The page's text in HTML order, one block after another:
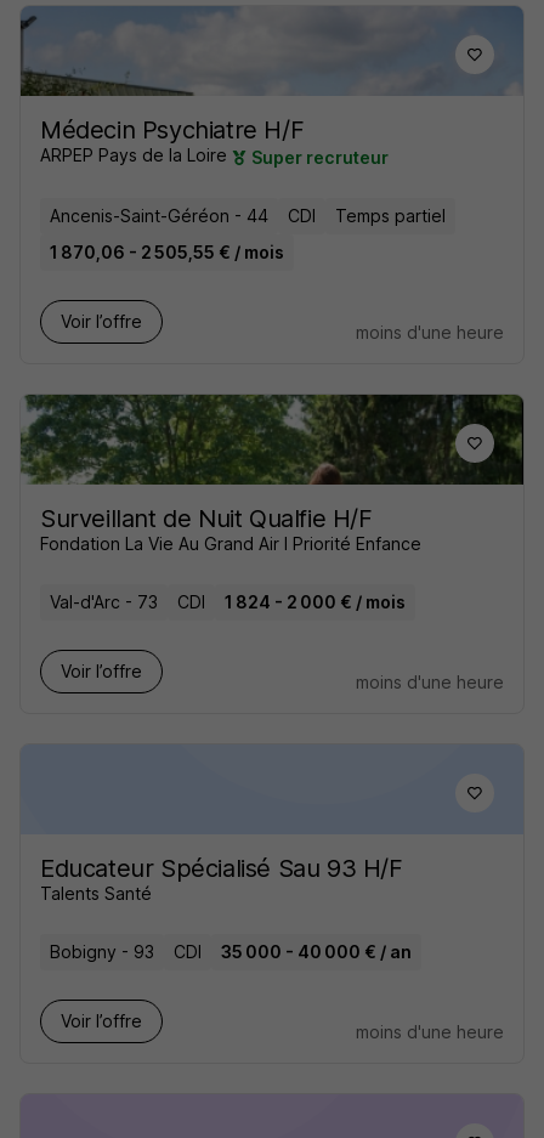
Médecin Psychiatre H/F
ARPEP Pays de la Loire Super recruteur
Ancenis-Saint-Géréon - 44 CDI
Temps partiel
1 870,06 - 2 505,55 € / mois
Voir l’offre
moins d'une heure
Surveillant de Nuit Qualfie H/F
Fondation La Vie Au Grand Air I Priorité Enfance
Val-d'Arc - 73 CDI 1 824 - 2 000 € / mois
Voir l’offre
moins d'une heure
Educateur Spécialisé Sau 93 H/F
Talents Santé
Bobigny - 93 CDI 35 000 - 40 000 € / an
Voir l’offre
moins d'une heure